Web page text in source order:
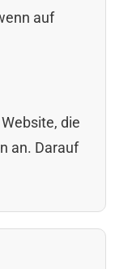
auf
die
an. Darauf